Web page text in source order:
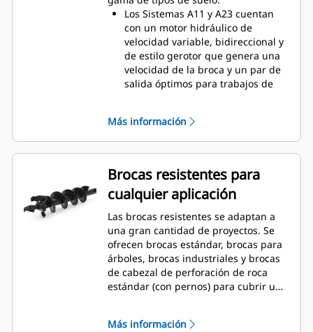
Los Sistemas A11 y A23 cuentan
con un motor hidráulico de
velocidad variable, bidireccional y
de estilo gerotor que genera una
velocidad de la broca y un par de
salida óptimos para trabajos de
motor hidráulico de velocidad
variable, bidireccional, con mando
planetario de reducción única y de
estilo gerotor. Este se encuentra
montado en una caja de
engranajes planetarios a fin de
ofrecer una velocidad de la broca y
un par de salida óptimos en
aplicaciones de servicio moderado
a pesado.
El Sistema A68 cuenta con un
motor hidráulico de engranajes de
velocidad variable, bidireccional,
reducción doble. Este se
Más información
Brocas resistentes para
cualquier aplicación
Las brocas resistentes se adaptan a
una gran cantidad de proyectos. Se
ofrecen brocas estándar, brocas para
árboles, brocas industriales y brocas
de cabezal de perforación de roca
estándar (con pernos) para cubrir una
Más información